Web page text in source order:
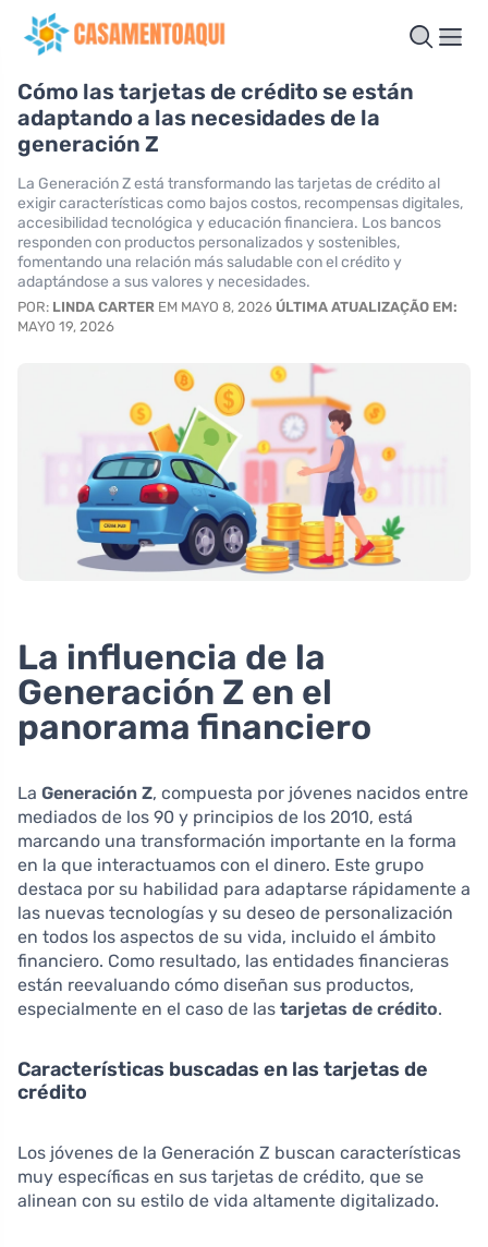
Cómo las tarjetas de crédito se están
adaptando a las necesidades de la
generación Z
La Generación Z está transformando las tarjetas de crédito al
exigir características como bajos costos, recompensas digitales,
accesibilidad tecnológica y educación financiera. Los bancos
responden con productos personalizados y sostenibles,
fomentando una relación más saludable con el crédito y
adaptándose a sus valores y necesidades.
POR: LINDA CARTER EM MAYO 8, 2026 ÚLTIMA ATUALIZAÇÃO EM:
MAYO 19, 2026
La influencia de la
Generación Z en el
panorama financiero
La Generación Z, compuesta por jóvenes nacidos entre
mediados de los 90 y principios de los 2010, está
marcando una transformación importante en la forma
en la que interactuamos con el dinero. Este grupo
destaca por su habilidad para adaptarse rápidamente a
las nuevas tecnologías y su deseo de personalización
en todos los aspectos de su vida, incluido el ámbito
financiero. Como resultado, las entidades financieras
están reevaluando cómo diseñan sus productos,
especialmente en el caso de las tarjetas de crédito.
Características buscadas en las tarjetas de
crédito
Los jóvenes de la Generación Z buscan características
muy específicas en sus tarjetas de crédito, que se
alinean con su estilo de vida altamente digitalizado.